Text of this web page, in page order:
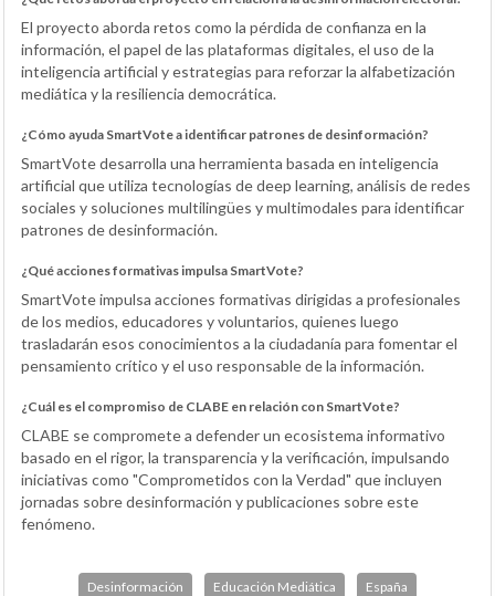
El proyecto aborda retos como la pérdida de confianza en la
información, el papel de las plataformas digitales, el uso de la
inteligencia artificial y estrategias para reforzar la alfabetización
mediática y la resiliencia democrática.
¿Cómo ayuda SmartVote a identificar patrones de desinformación?
SmartVote desarrolla una herramienta basada en inteligencia
artificial que utiliza tecnologías de deep learning, análisis de redes
sociales y soluciones multilingües y multimodales para identificar
patrones de desinformación.
¿Qué acciones formativas impulsa SmartVote?
SmartVote impulsa acciones formativas dirigidas a profesionales
de los medios, educadores y voluntarios, quienes luego
trasladarán esos conocimientos a la ciudadanía para fomentar el
pensamiento crítico y el uso responsable de la información.
¿Cuál es el compromiso de CLABE en relación con SmartVote?
CLABE se compromete a defender un ecosistema informativo
basado en el rigor, la transparencia y la verificación, impulsando
iniciativas como "Comprometidos con la Verdad" que incluyen
jornadas sobre desinformación y publicaciones sobre este
fenómeno.
Desinformación Educación Mediática España